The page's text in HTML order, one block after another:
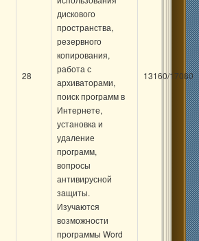
28
дискового
пространства,
резервного
копирования,
работа с
архиваторами,
поиск программ в
Интернете,
установка и
удаление
программ,
вопросы
антивирусной
защиты.
Изучаются
возможности
программы Word
13160/17080